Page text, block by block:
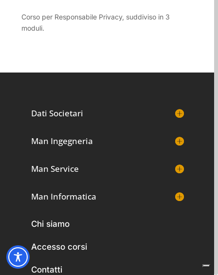
Corso per Responsabile Privacy, suddiviso in 3
moduli.
Dati Societari
Man Ingegneria
Man Service
Man Informatica
Chi siamo
Accesso corsi
Contatti